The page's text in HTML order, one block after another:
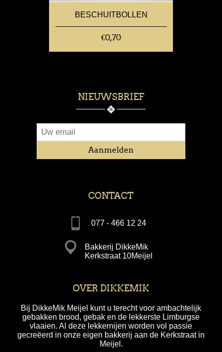
BESCHUITBOLLEN
€0,70
NIEUWSBRIEF
CONTACT
077 - 466 12 24
Bakkerij DikkeMik
Kerkstraat 10Meijel
OVER DIKKEMIK
Bij DikkeMik Meijel kunt u terecht voor ambachtelijk
gebakken brood, gebak en de lekkerste Limburgse
vlaaien. Al deze lekkernijen worden vol passie
gecreëerd in onze eigen bakkerij aan de Kerkstraat in
Meijel.